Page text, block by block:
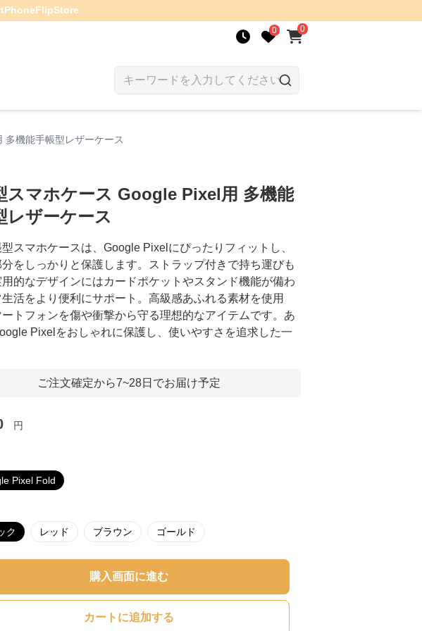
0 0
多機能手帳型レザーケース
スマホケース Google Pixel用 多機能
レザーケース
スマホケースは、Google Pixelにぴったりフィットし、
分をしっかりと保護します。ストラップ付きで持ち運びも
的なデザインにはカードポケットやスタンド機能が備わ
生活をより便利にサポート。高級感あふれる素材を使用
ートフォンを傷や衝撃から守る理想的なアイテムです。あ
Pixelをおしゃれに保護し、使いやすさを追求した一
ご注文確定から7~28日でお届け予定
円
Pixel Fold
ク レッド ブラウン ゴールド
購入画面に進む
カートに追加する